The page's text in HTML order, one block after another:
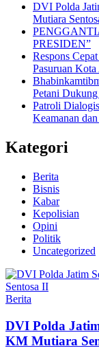
DVI Polda
Mutiara
PRESIDEN”
Respons
Pasuruan
Petani
Patroli
Keamanan
Kategori
Berita
Bisnis
Kabar
Kepolisian
Opini
Politik
Uncategorized
Berita
DVI Polda
KM Mutiara